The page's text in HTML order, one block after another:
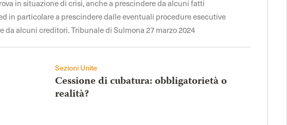
in situazione di crisi, anche a prescindere da alcuni fatti
in particolare a prescindere dalle eventuali procedure esecutive
da alcuni creditori. Tribunale di Sulmona 27 marzo 2024
Sezioni Unite
Cessione di cubatura: obbligatorietà o
realità?